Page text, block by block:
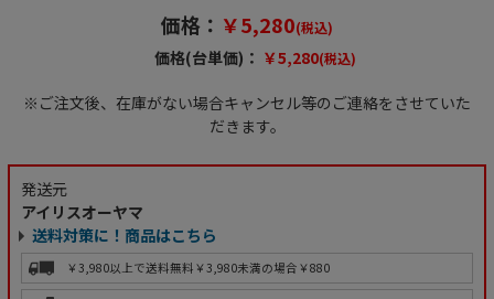
価格： ￥5,280(税込)
価格(台単価)： ￥5,280(税込)
※ご注文後、在庫がない場合キャンセル等のご連絡をさせていた
だきます。
発送元
アイリスオーヤマ
送料対策に！商品はこちら
￥3,980以上で送料無料 ￥3,980未満の場合￥880